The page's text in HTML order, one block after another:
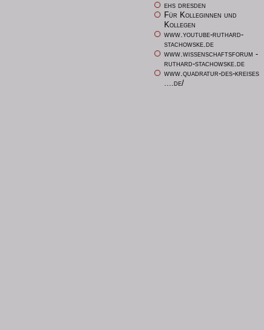
ehs dresden
Für Kolleginnen und
Kollegen
www.youtube-ruthard-
stachowske.de
www.wissenschaftsforum -
ruthard-stachowske.de
www.quadratur-des-kreises
....de/